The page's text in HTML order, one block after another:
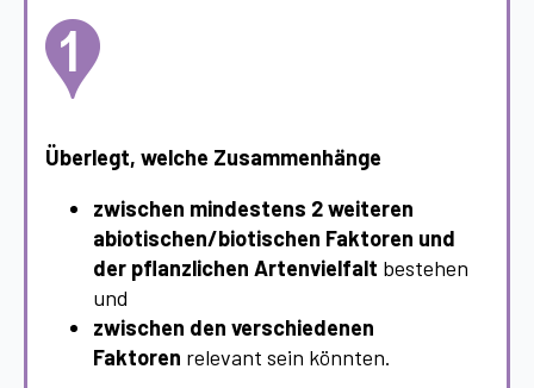
Überlegt, welche Zusammenhänge
zwischen mindestens 2 weiteren
abiotischen/biotischen Faktoren und
der pflanzlichen Artenvielfalt bestehen
und
zwischen den verschiedenen
Faktoren relevant sein könnten.